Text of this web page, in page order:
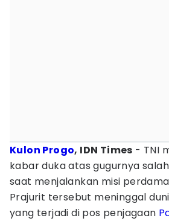
Kulon Progo, IDN Times - TNI
kabar duka atas gugurnya
saat menjalankan misi
Prajurit tersebut meninggal
yang terjadi di pos penjagaan